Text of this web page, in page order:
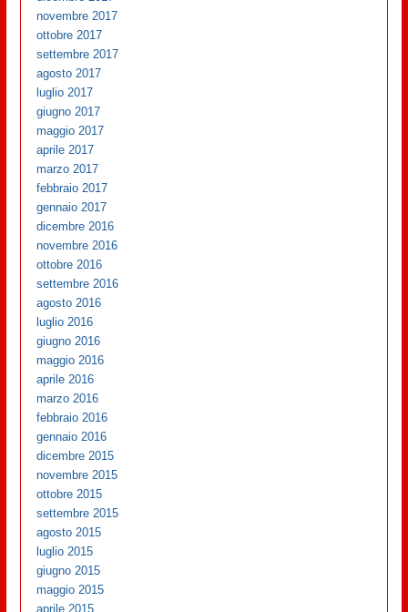
novembre 2017
ottobre 2017
settembre 2017
agosto 2017
luglio 2017
giugno 2017
maggio 2017
aprile 2017
marzo 2017
febbraio 2017
gennaio 2017
dicembre 2016
novembre 2016
ottobre 2016
settembre 2016
agosto 2016
luglio 2016
giugno 2016
maggio 2016
aprile 2016
marzo 2016
febbraio 2016
gennaio 2016
dicembre 2015
novembre 2015
ottobre 2015
settembre 2015
agosto 2015
luglio 2015
giugno 2015
maggio 2015
aprile 2015